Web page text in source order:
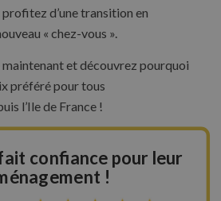
d’une transition en
« chez-vous ».
et découvrez pourquoi
préféré pour tous
l’Ile de France !
confiance pour leur
!